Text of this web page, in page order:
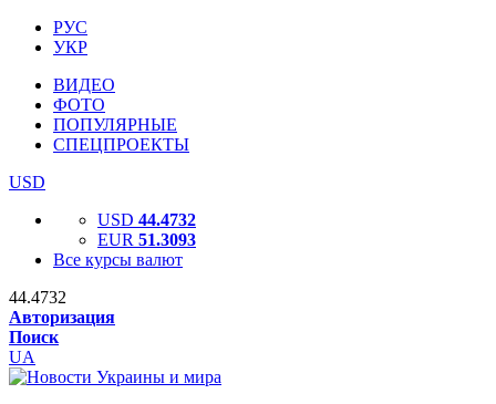
РУС
УКР
ВИДЕО
ФОТО
ПОПУЛЯРНЫЕ
СПЕЦПРОЕКТЫ
USD
USD 44.4732
EUR 51.3093
Все курсы валют
44.4732
Авторизация
Поиск
UA